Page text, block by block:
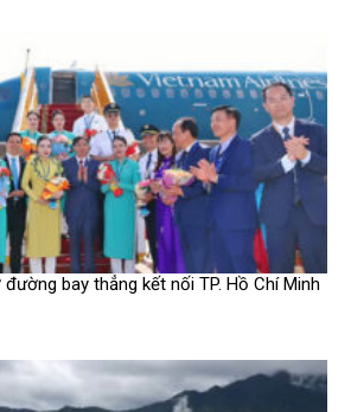
bay thẳng kết nối TP. Hồ Chí Minh